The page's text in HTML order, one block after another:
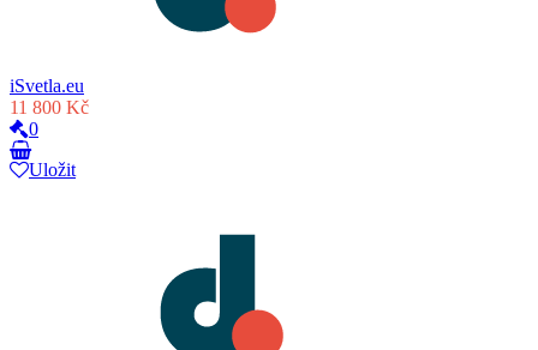
iSvetla.eu
11 800 Kč
0
Uložit